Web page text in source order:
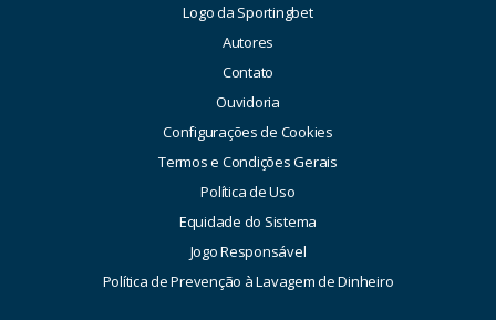
Logo da Sportingbet
Autores
Contato
Ouvidoria
Configurações de Cookies
Termos e Condições Gerais
Política de Uso
Equidade do Sistema
Jogo Responsável
Política de Prevenção à Lavagem de Dinheiro